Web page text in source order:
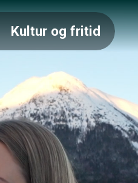
Kultur og fritid